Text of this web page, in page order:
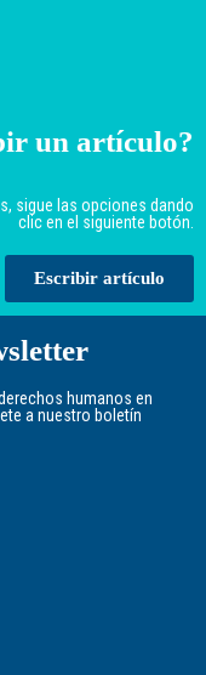
un artículo?
sigue las opciones dando
clic en el siguiente botón.
Escribir artículo
humanos en
a nuestro boletín